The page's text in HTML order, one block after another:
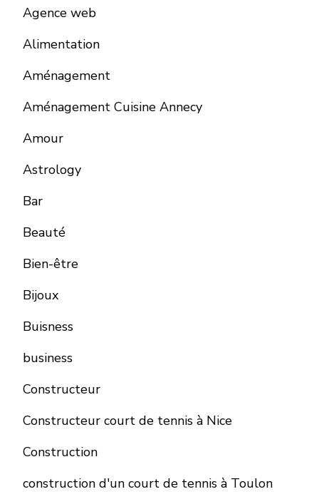
Agence web
Alimentation
Aménagement
Aménagement Cuisine Annecy
Amour
Astrology
Bar
Beauté
Bien-être
Bijoux
Buisness
business
Constructeur
Constructeur court de tennis à Nice
Construction
construction d'un court de tennis à Toulon